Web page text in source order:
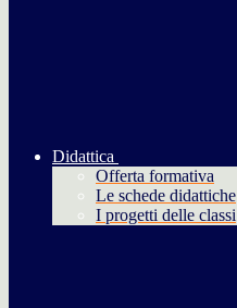
Didattica
Offerta formativa
Le schede didattiche
I progetti delle classi